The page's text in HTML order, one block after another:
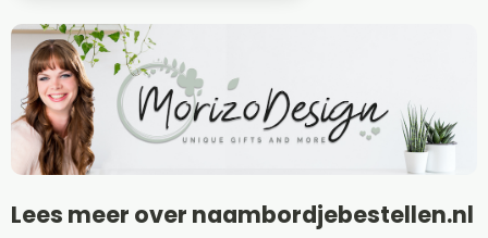
Lees meer over naambordjebestellen.nl